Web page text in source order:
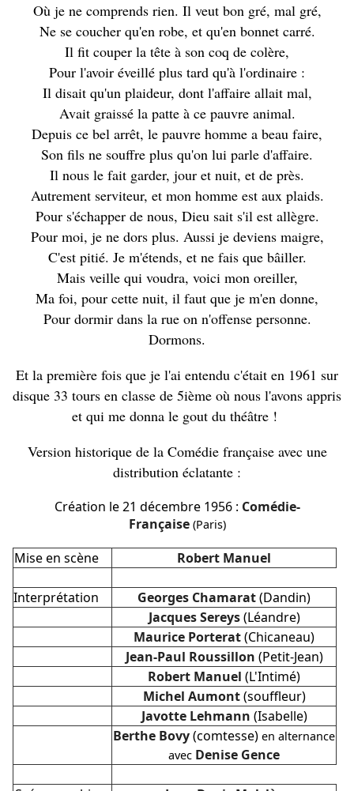
Où je ne comprends rien. Il veut bon gré, mal gré,
Ne se coucher qu'en robe, et qu'en bonnet carré.
Il fit couper la tête à son coq de colère,
Pour l'avoir éveillé plus tard qu'à l'ordinaire :
Il disait qu'un plaideur, dont l'affaire allait mal,
Avait graissé la patte à ce pauvre animal.
Depuis ce bel arrêt, le pauvre homme a beau faire,
Son fils ne souffre plus qu'on lui parle d'affaire.
Il nous le fait garder, jour et nuit, et de près.
Autrement serviteur, et mon homme est aux plaids.
Pour s'échapper de nous, Dieu sait s'il est allègre.
Pour moi, je ne dors plus. Aussi je deviens maigre,
C'est pitié. Je m'étends, et ne fais que bâiller.
Mais veille qui voudra, voici mon oreiller,
Ma foi, pour cette nuit, il faut que je m'en donne,
Pour dormir dans la rue on n'offense personne.
Dormons.
Et la première fois que je l'ai entendu c'était en 1961 sur
disque 33 tours en classe de 5ième où nous l'avons appris
et qui me donna le gout du théâtre !
Version historique de la Comédie française avec une
distribution éclatante :
Création le 21 décembre 1956: Comédie-
Française (Paris)
Mise en scène Robert Manuel
Interprétation Georges Chamarat(Dandin)
Jacques Sereys (Léandre)
Maurice Porterat(Chicaneau)
Jean-Paul Roussillon (Petit-Jean)
Robert Manuel (L'Intimé)
Michel Aumont (souffleur)
Javotte Lehmann (Isabelle)
Berthe Bovy(comtesse) en alternance
avec Denise Gence